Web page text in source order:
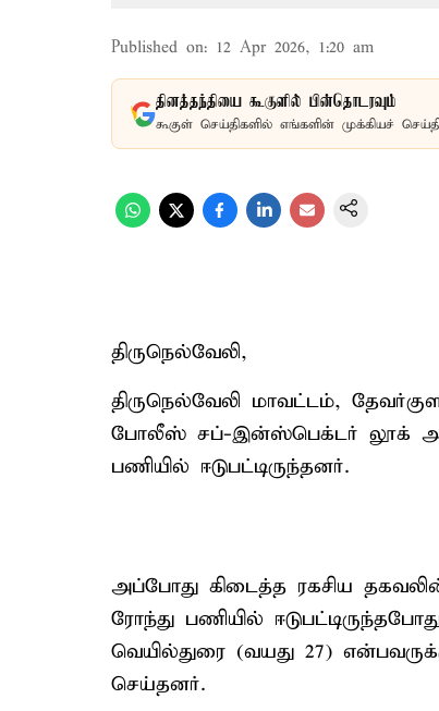
Published on: 12 Apr 2026, 1:20 am
தினத்தந்தியை கூகுளில் பின்தொடரவும்
கூகுள் செய்திகளில் எங்களின் முக்கியச்
திருநெல்வேலி,
திருநெல்வேலி மாவட்டம்,
போலீஸ் சப்-இன்ஸ்பெக்டர் லூக்
பணியில் ஈடுபட்டிருந்தனர்.
அப்போது கிடைத்த ரகசிய
ரோந்து பணியில்
வெயில்துரை (வயது 27)
செய்தனர்.